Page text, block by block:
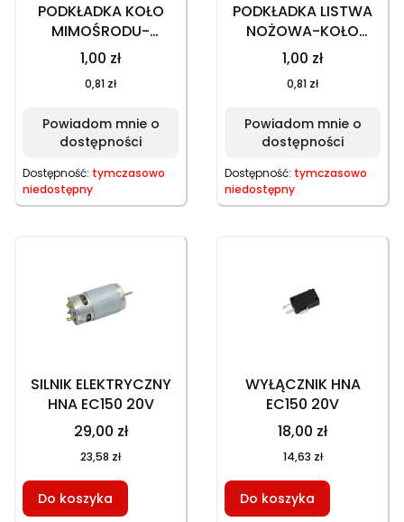
PODKŁADKA KOŁO
MIMOŚRODU-
OBUDOWA
PRZEKŁADNI DOLNA
HNA EC150 20V
1,00 zł
0,81 zł
Powiadom mnie o
dostępności
Dostępność: tymczasowo
niedostępny
PODKŁADKA LISTWA
NOŻOWA-KOŁO
MIMOŚRODU HNA
EC150 20V
1,00 zł
0,81 zł
Powiadom mnie o
dostępności
Dostępność: tymczasowo
niedostępny
SILNIK ELEKTRYCZNY
HNA EC150 20V
29,00 zł
23,58 zł
Do koszyka
WYŁĄCZNIK HNA
EC150 20V
18,00 zł
14,63 zł
Do koszyka